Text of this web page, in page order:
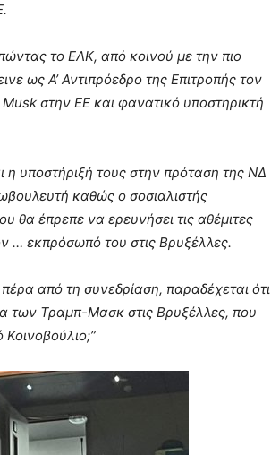
το ΕΛΚ, από κοινού με την πιο
ως Α’ Αντιπρόεδρο της Επιτροπής τον
στην ΕΕ και φανατικό υποστηρικτή
η υποστήριξή τους στην πρόταση της ΝΔ
καθώς ο σοσιαλιστής
θα έπρεπε να ερευνήσει τις αθέμιτες
… εκπρόσωπό του στις Βρυξέλλες.
από τη συνεδρίαση, παραδέχεται ότι
των Τραμπ-Μασκ στις Βρυξέλλες, που